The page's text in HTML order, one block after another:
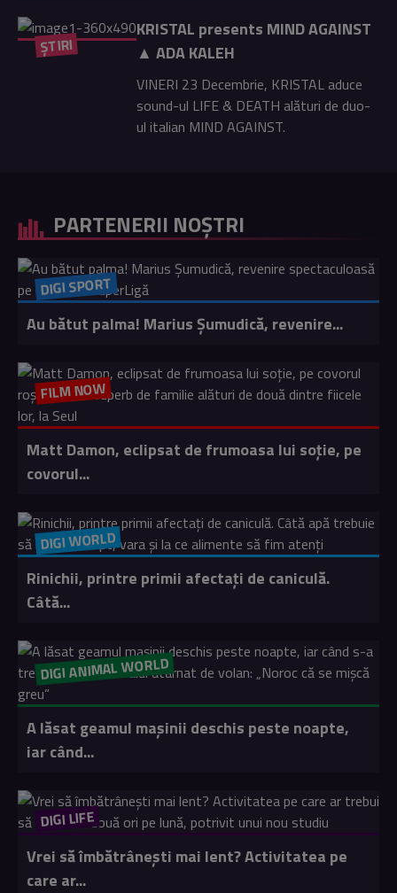
ȘTIRI
KRISTAL presents MIND AGAINST
▲ ADA KALEH
VINERI 23 Decembrie, KRISTAL aduce
sound-ul LIFE & DEATH alături de duo-
ul italian MIND AGAINST.
PARTENERII NOȘTRI
DIGI SPORT
Au bătut palma! Marius Șumudică, revenire...
FILM NOW
Matt Damon, eclipsat de frumoasa lui soție, pe
covorul...
DIGI WORLD
Rinichii, printre primii afectați de caniculă.
Câtă...
DIGI ANIMAL WORLD
A lăsat geamul mașinii deschis peste noapte,
iar când...
DIGI LIFE
Vrei să îmbătrânești mai lent? Activitatea pe
care ar...